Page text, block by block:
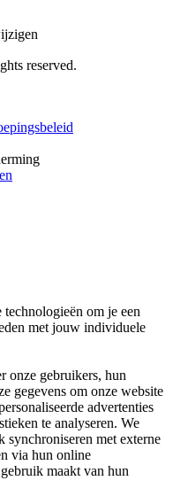
reserved.
om je een
met jouw individuele
onze gebruikers, hun
gegevens om onze website
advertenties
te analyseren. We
synchroniseren met externe
via hun online
maakt van hun